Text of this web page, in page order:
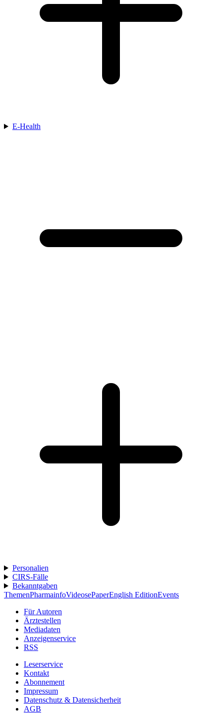
E-Health
Personalien
CIRS-Fälle
Bekanntgaben
ThemenPharmainfoVideosePaperEnglish EditionEvents
Für Autoren
Ärztestellen
Mediadaten
Anzeigenservice
RSS
Leserservice
Kontakt
Abonnement
Impressum
Datenschutz & Datensicherheit
AGB